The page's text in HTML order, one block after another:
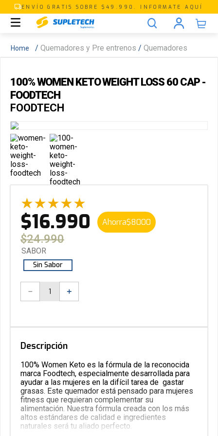
ENVÍO GRATIS SOBRE $49.990. INFORMATE AQUÍ
Quemadores y Pre entrenos Quemadores
100% WOMEN KETO WEIGHT LOSS 60 CAP -
FOODTECH
FOODTECH
★★★★★
$16.990 Ahorra$8000
$24.990
SABOR
Sin Sabor
＋
－
Descripción
100% Women Keto es la fórmula de la reconocida
marca Foodtech, especialmente desarrollada para
ayudar a las mujeres en la difícil tarea de gastar
grasas. Este quemador está pensado para mujeres
fitness que requieran complementar su
alimentación. Nuestra fórmula creada con los más
altos estándares de calidad e ingredientes
naturales será tu aliado perfecto.